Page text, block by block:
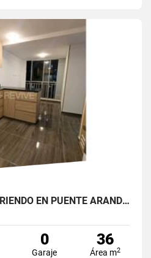
APARTAMENTO EN ARRIENDO EN PUENTE ARANDA PRIMAVERA 6-39
0
Garaje
36
Área m2